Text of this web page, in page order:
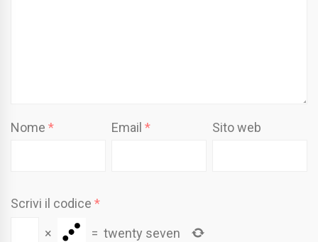
Nome * Email* Sito web
Scrivi il codice *
×
= twenty seven